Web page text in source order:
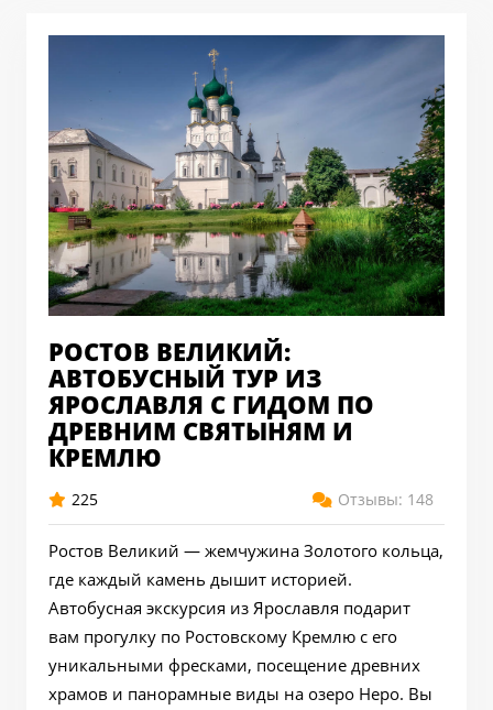
РОСТОВ ВЕЛИКИЙ:
АВТОБУСНЫЙ ТУР ИЗ
ЯРОСЛАВЛЯ С ГИДОМ ПО
ДРЕВНИМ СВЯТЫНЯМ И
КРЕМЛЮ
225 Отзывы: 148
Ростов Великий — жемчужина Золотого кольца,
где каждый камень дышит историей.
Автобусная экскурсия из Ярославля подарит
вам прогулку по Ростовскому Кремлю с его
уникальными фресками, посещение древних
храмов и панорамные виды на озеро Неро. Вы